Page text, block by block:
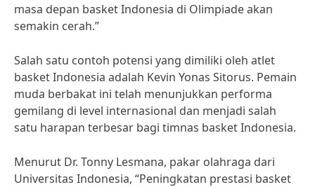
masa depan basket Indonesia di Olimpiade akan
semakin cerah.”
Salah satu contoh potensi yang dimiliki oleh atlet
basket Indonesia adalah Kevin Yonas Sitorus. Pemain
muda berbakat ini telah menunjukkan performa
gemilang di level internasional dan menjadi salah
satu harapan terbesar bagi timnas basket Indonesia.
Menurut Dr. Tonny Lesmana, pakar olahraga dari
Universitas Indonesia, “Peningkatan prestasi basket